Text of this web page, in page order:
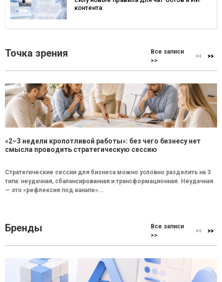
контента
Точка зрения
Все записи
>>
«2–3 недели кропотливой работы»: без чего бизнесу нет
смысла проводить стратегическую сессию
Стратегические сессии для бизнеса можно условно разделить на 3
типа: неудачная, сбалансированная и трансформационная. Неудачная
— это «рефлексия под канапе»...
Бренды
Все записи
>>